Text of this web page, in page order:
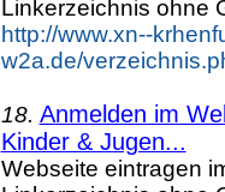
Linkerzeichnis ohne
http://www.xn--
w2a.de/
18. Anmelden im
Kinder & Jugen...
Webseite eintragen